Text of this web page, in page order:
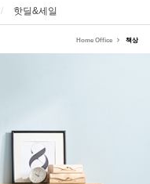
핫딜&세일
Home Office 책상